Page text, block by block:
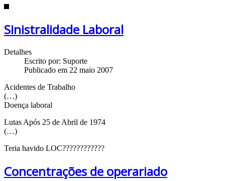
Sinistralidade Laboral
Detalhes
Escrito por: Suporte
Publicado em 22 maio 2007
Acidentes de Trabalho
(…)
Doença laboral
Lutas Após 25 de Abril de 1974
(…)
Teria havido LOC????????????
Concentrações de operariado